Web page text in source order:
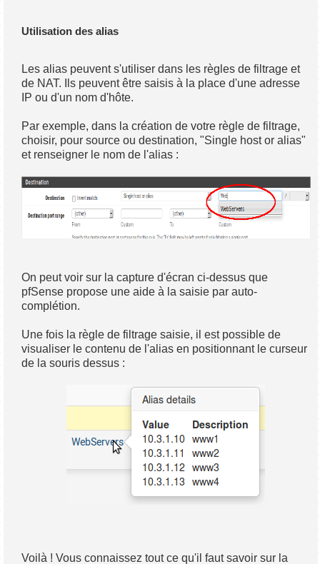
Utilisation des alias
Les alias peuvent s'utiliser dans les règles de filtrage et
de NAT. Ils peuvent être saisis à la place d'une adresse
IP ou d'un nom d'hôte.
Par exemple, dans la création de votre règle de filtrage,
choisir, pour source ou destination, "Single host or alias"
et renseigner le nom de l'alias :
On peut voir sur la capture d'écran ci-dessus que
pfSense propose une aide à la saisie par auto-
complétion.
Une fois la règle de filtrage saisie, il est possible de
visualiser le contenu de l'alias en positionnant le curseur
de la souris dessus :
Voilà ! Vous connaissez tout ce qu'il faut savoir sur la